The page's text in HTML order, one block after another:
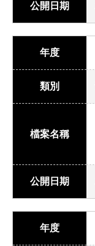
公開日期
年度
類別
檔案名稱
公開日期
年度